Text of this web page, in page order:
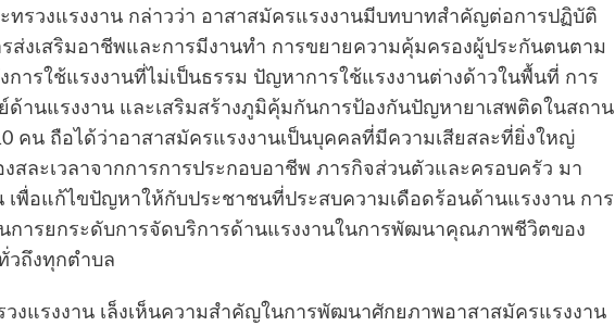
ทรวงแรงงาน กล่าวว่า อาสาสมัครแรงงานมีบทบาทสำคัญต่อการปฏิบัติ
ส่งเสริมอาชีพและการมีงานทำ การขยายความคุ้มครองผู้ประกันตนตาม
การใช้แรงงานที่ไม่เป็นธรรม ปัญหาการใช้แรงงานต่างด้าวในพื้นที่ การ
านแรงงาน และเสริมสร้างภูมิคุ้มกันการป้องกันปัญหายาเสพติดในสถาน
คน ถือได้ว่าอาสาสมัครแรงงานเป็นบุคคลที่มีความเสียสละที่ยิ่งใหญ่
สละเวลาจากการการประกอบอาชีพ ภารกิจส่วนตัวและครอบครัว มา
เพื่อแก้ไขปัญหาให้กับประชาชนที่ประสบความเดือดร้อนด้านแรงงาน การ
การยกระดับการจัดบริการด้านแรงงานในการพัฒนาคุณภาพชีวิตของ
วถึงทุกตำบล
วงแรงงาน เล็งเห็นความสำคัญในการพัฒนาศักยภาพอาสาสมัครแรงงาน